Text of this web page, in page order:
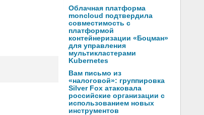
Облачная платформа
moncloud подтвердила
совместимость с
платформой
контейнеризации «Боцман»
для управления
мультикластерами
Kubernetes
Вам письмо из
«налоговой»: группировка
Silver Fox атаковала
российские организации с
использованием новых
инструментов